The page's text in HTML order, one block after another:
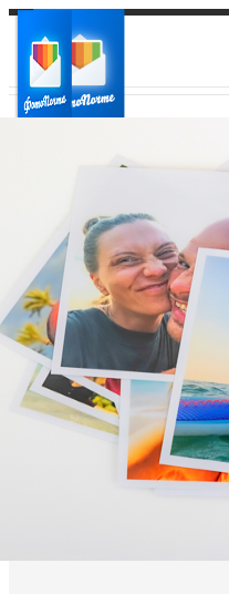
Ваш регион доставки
Выберите из списка: